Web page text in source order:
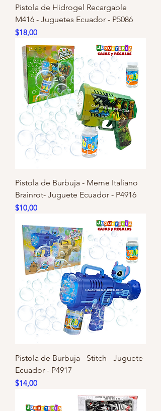
Pistola de Hidrogel Recargable
M416 - Juguetes Ecuador - P5086
Precio
$18,00
Pistola de Burbuja - Meme Italiano
Brainrot- Juguete Ecuador - P4916
Precio
$10,00
Pistola de Burbuja - Stitch - Juguete
Ecuador - P4917
Precio
$14,00